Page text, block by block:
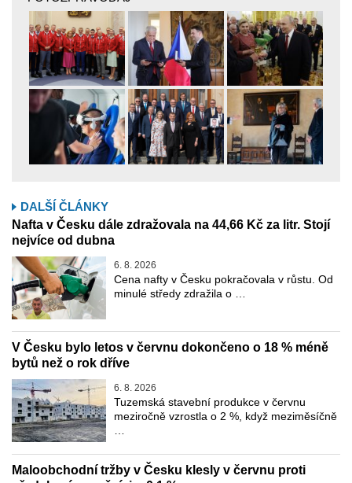
DALŠÍ ČLÁNKY
Nafta v Česku dále zdražovala na 44,66 Kč za litr. Stojí
nejvíce od dubna
6. 8. 2026
Cena nafty v Česku pokračovala v růstu. Od
minulé středy zdražila o …
V Česku bylo letos v červnu dokončeno o 18 % méně
bytů než o rok dříve
6. 8. 2026
Tuzemská stavební produkce v červnu
meziročně vzrostla o 2 %, když meziměsíčně
Maloobchodní tržby v Česku klesly v červnu proti